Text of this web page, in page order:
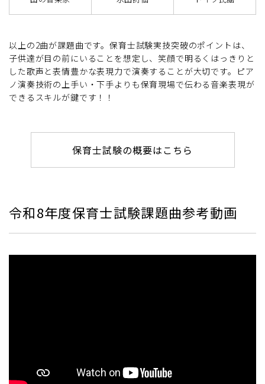
以上の2曲が課題曲です。保育士試験実技突破のポイントは、
子供達が目の前にいることを想定し、笑顔で明るくはっきりと
した歌声と表情豊かな表現力で演奏することが大切です。ピア
ノ演奏技術の上手い・下手よりも保育現場で伝わる音楽表現が
できるスキルが鍵です！！
保育士試験の概要はこちら
令和8年度保育士試験課題曲参考動画